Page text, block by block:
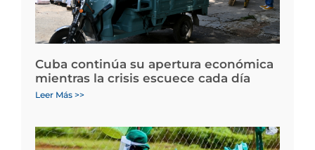
Cuba continúa su apertura económica
mientras la crisis escuece cada día
Leer Más >>